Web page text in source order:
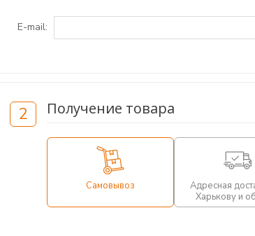
E-mail:
2 Получение товара
Самовывоз
Адресная
Харькову и